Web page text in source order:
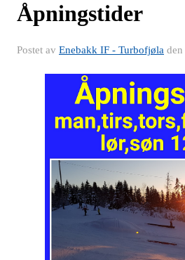
Åpningstider
Postet av Enebakk IF - Turbofjøla den